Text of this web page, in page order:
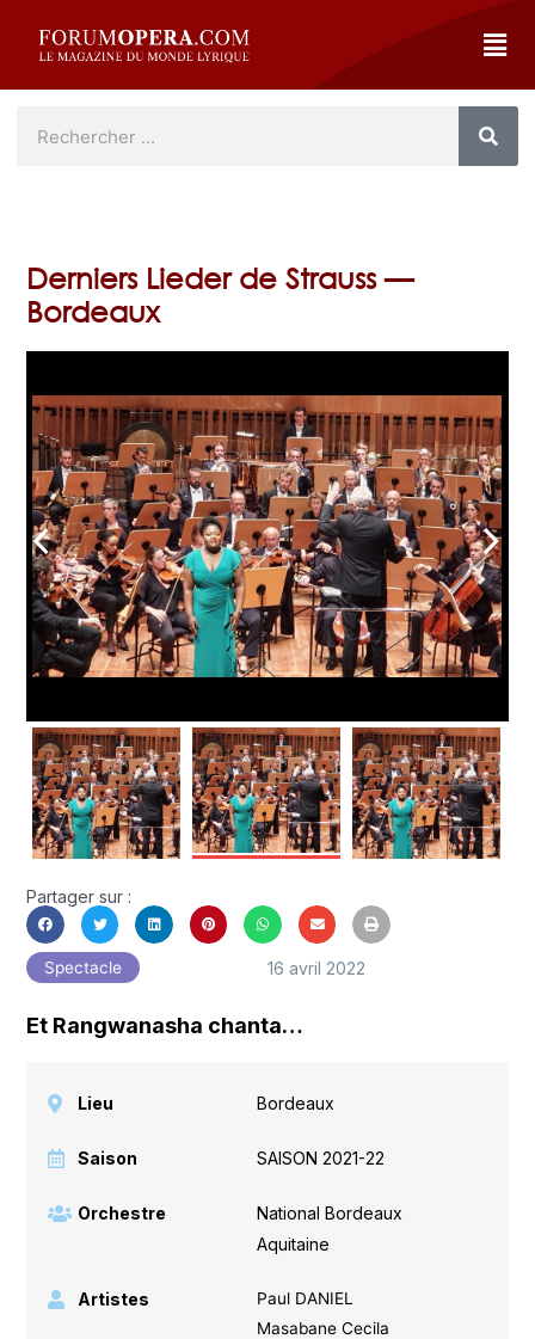
Derniers Lieder de Strauss —
Bordeaux
arrow_back_ios arrow_forward_ios
Partager sur :
Spectacle 16 avril 2022
Et Rangwanasha chanta…
Lieu Bordeaux
Saison SAISON 2021-22
Orchestre
National Bordeaux
Aquitaine
Artistes
Paul DANIEL
Masabane Cecila